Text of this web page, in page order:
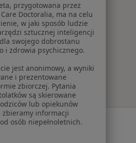
w Gdańsku
w Gdańsku
Najpopularniejsze
Serwis
przygotowana przez
Care Doctoralia, ma na celu
w jaki sposób ludzie
sztucznej inteligencji
swojego dobrostanu
i zdrowia psychicznego.
jest anonimowy, a wyniki
i prezentowane
zbiorczej. Pytania
są skierowane
lub opiekunów
zbieramy informacji
osób niepełnoletnich.